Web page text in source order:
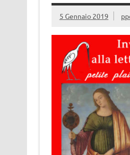
5 Gennaio 2019